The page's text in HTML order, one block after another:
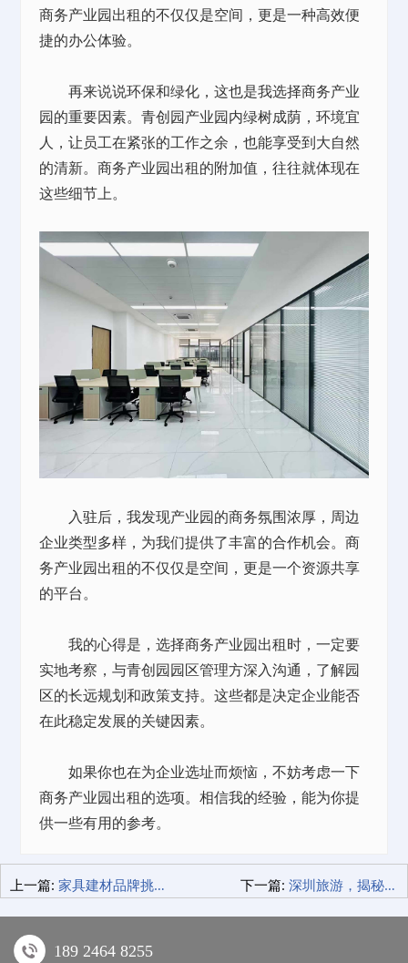
商务产业园出租的不仅仅是空间，更是一种高效便
捷的办公体验。
再来说说环保和绿化，这也是我选择商务产业
园的重要因素。青创园产业园内绿树成荫，环境宜
人，让员工在紧张的工作之余，也能享受到大自然
的清新。商务产业园出租的附加值，往往就体现在
这些细节上。
入驻后，我发现产业园的商务氛围浓厚，周边
企业类型多样，为我们提供了丰富的合作机会。商
务产业园出租的不仅仅是空间，更是一个资源共享
的平台。
我的心得是，选择商务产业园出租时，一定要
实地考察，与青创园园区管理方深入沟通，了解园
区的长远规划和政策支持。这些都是决定企业能否
在此稳定发展的关键因素。
如果你也在为企业选址而烦恼，不妨考虑一下
商务产业园出租的选项。相信我的经验，能为你提
供一些有用的参考。
上一篇: 家具建材品牌挑选记，打造梦想家园！ 下一篇: 深圳旅游，揭秘我的酒店选择秘籍！
189 2464 8255